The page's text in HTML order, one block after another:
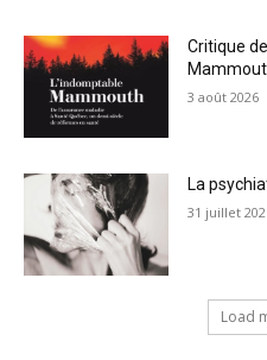
Critique
3 août 2026
La
31 juillet
Load